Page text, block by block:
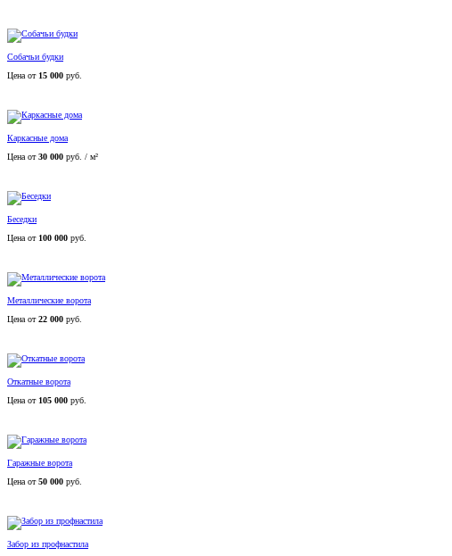
Собачьи будки
Цена от 15 000 руб.
Каркасные дома
Цена от30 000 руб. / м²
Беседки
Цена от 100 000 руб.
Металлические ворота
Цена от22 000 руб.
Откатные ворота
Цена от 105 000 руб.
Гаражные ворота
Цена от50 000 руб.
Забор из профнастила